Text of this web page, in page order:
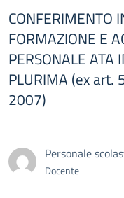
CONFERIMENTO
FORMAZIONE E
PERSONALE ATA
PLURIMA (ex art.
2007)
Personale
Docente